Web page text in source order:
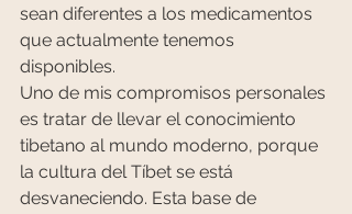
sean diferentes a los medicamentos
que actualmente tenemos
disponibles.
Uno de mis compromisos personales
es tratar de llevar el conocimiento
tibetano al mundo moderno, porque
la cultura del Tíbet se está
desvaneciendo. Esta base de